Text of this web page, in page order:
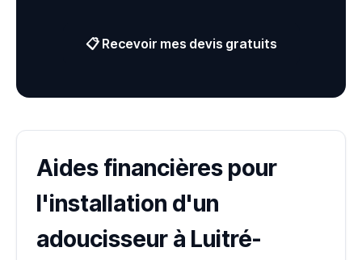
📋 Recevoir mes devis gratuits
Aides financières pour
l'installation d'un
adoucisseur à Luitré-